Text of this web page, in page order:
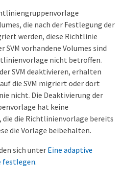
die nach der Festlegung der
werden, diese Richtlinie
vorhandene Volumes sind
nicht betroffen.
SVM deaktivieren, erhalten
die SVM migriert oder dort
nicht. Die Deaktivierung der
hat keine
die die Richtlinienvorlage bereits
die Vorlage beibehalten.
sich unter Eine adaptive
festlegen.